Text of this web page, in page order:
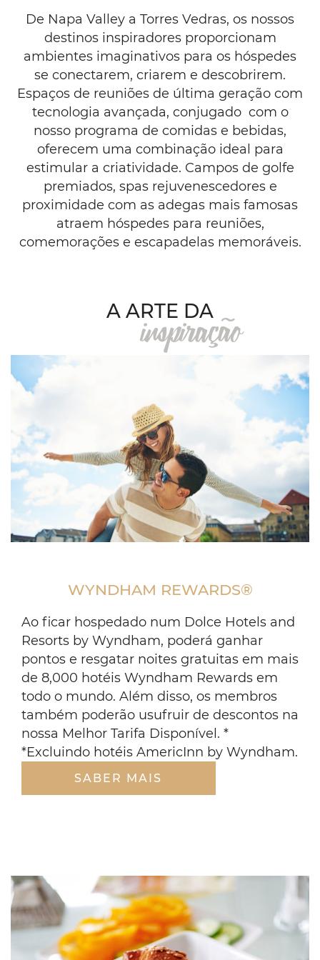
&
RESORTS
BY
WYNDHAM
De Napa Valley a Torres Vedras, os nossos
destinos inspiradores proporcionam
ambientes imaginativos para os hóspedes
se conectarem, criarem e descobrirem.
Espaços de reuniões de última geração com
tecnologia avançada, conjugado com o
nosso programa de comidas e bebidas,
oferecem uma combinação ideal para
estimular a criatividade. Campos de golfe
premiados, spas rejuvenescedores e
proximidade com as adegas mais famosas
atraem hóspedes para reuniões,
comemorações e escapadelas memoráveis.
A ARTE DA
inspiração
on
his
back
WYNDHAM REWARDS®
Ao ficar hospedado num Dolce Hotels and
Resorts by Wyndham, poderá ganhar
pontos e resgatar noites gratuitas em mais
de 8,000 hotéis Wyndham Rewards em
todo o mundo. Além disso, os membros
também poderão usufruir de descontos na
nossa Melhor Tarifa Disponível. *
*Excluindo hotéis AmericInn by Wyndham.
SABER MAIS